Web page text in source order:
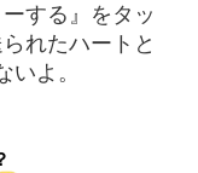
する』をタッ
れたハートと
いよ。